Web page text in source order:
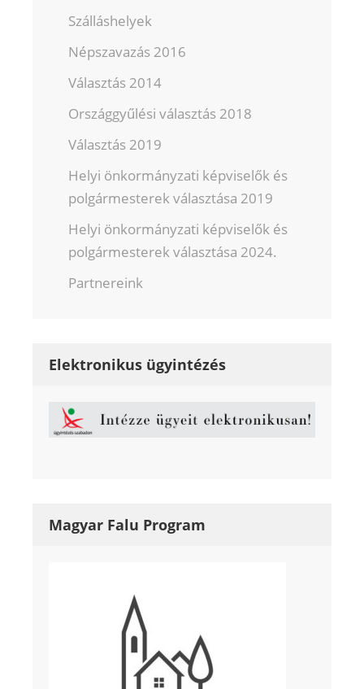
Szálláshelyek
Népszavazás 2016
Választás 2014
Országgyűlési választás 2018
Választás 2019
Helyi önkormányzati képviselők és
polgármesterek választása 2019
Helyi önkormányzati képviselők és
polgármesterek választása 2024.
Partnereink
Elektronikus ügyintézés
Magyar Falu Program